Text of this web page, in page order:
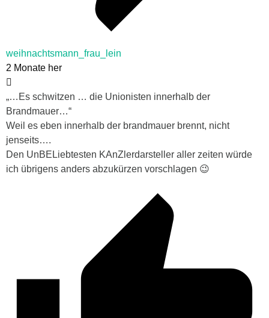
weihnachtsmann_frau_lein
2 Monate her
„…Es schwitzen … die Unionisten innerhalb der
Brandmauer…“
Weil es eben innerhalb der brandmauer brennt, nicht
jenseits….
Den UnBELiebtesten KAnZlerdarsteller aller zeiten würde
ich übrigens anders abzukürzen vorschlagen 😉